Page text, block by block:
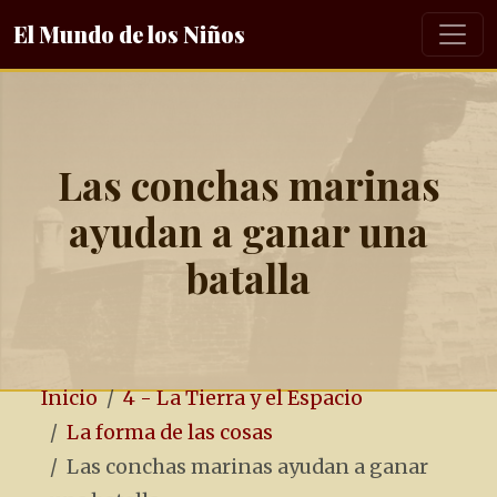
El Mundo de los Niños
Las conchas marinas
ayudan a ganar una
batalla
Inicio
4 - La Tierra y el Espacio
La forma de las cosas
Las conchas marinas ayudan a ganar